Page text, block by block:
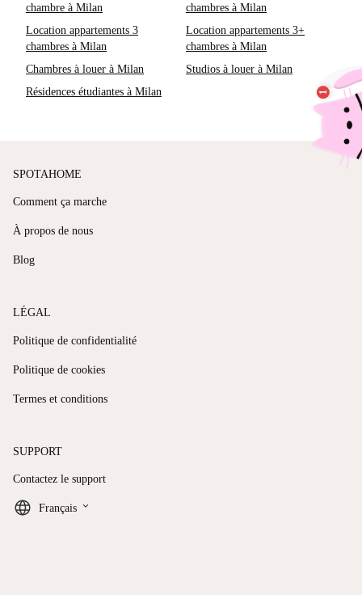
chambre à Milan
chambres à Milan
Location appartements 3
chambres à Milan
Location appartements 3+
chambres à Milan
Chambres à louer à Milan
Studios à louer à Milan
Résidences étudiantes à Milan
SPOTAHOME
Comment ça marche
À propos de nous
Blog
LÉGAL
Politique de confidentialité
Politique de cookies
Termes et conditions
SUPPORT
Contactez le support
Français keyboard_arrow_down